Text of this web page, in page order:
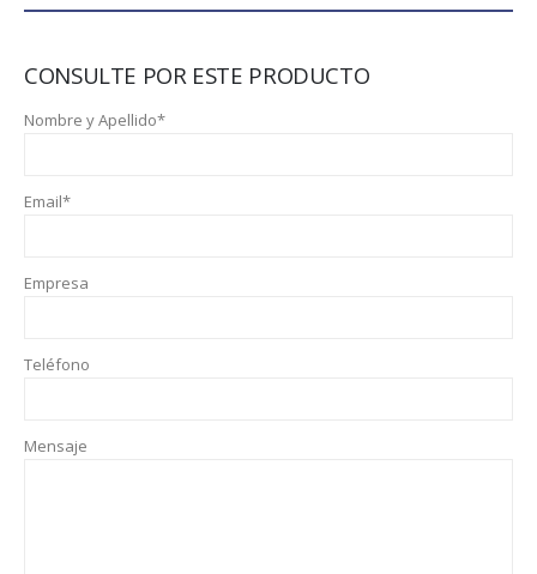
CONSULTE POR ESTE PRODUCTO
Nombre y Apellido*
Email*
Empresa
Teléfono
Mensaje